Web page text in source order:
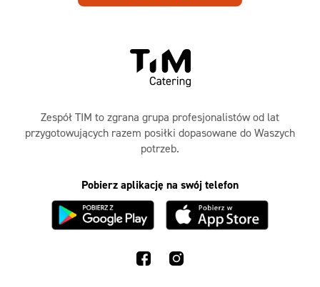
Zespół TIM to zgrana grupa profesjonalistów od lat
przygotowujących razem posiłki dopasowane do Waszych
potrzeb.
Pobierz aplikację na swój telefon